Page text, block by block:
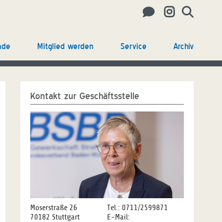
Mitglied werden Service Archiv
Kontakt zur Geschäftsstelle
Moserstraße 26
70182 Stuttgart
Tel.: 0711/2599871
E-Mail: